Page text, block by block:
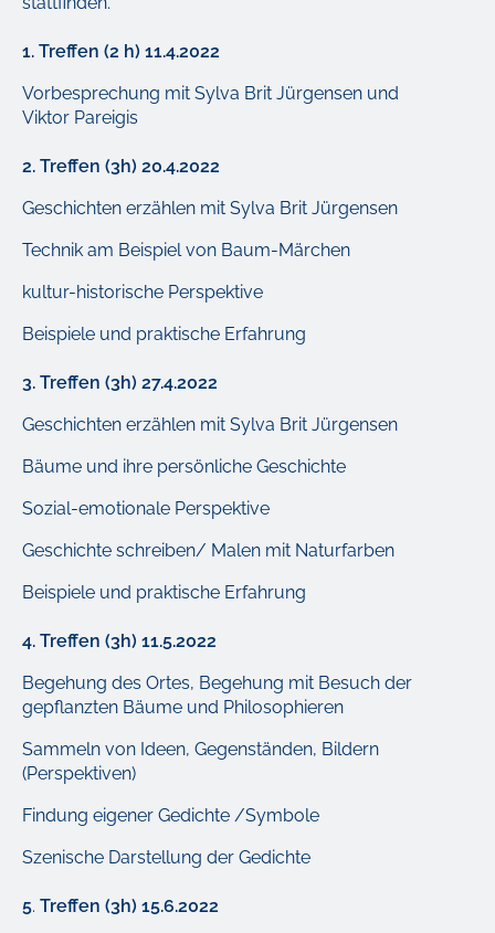
1. Treffen (2 h) 11.4.2022
Vorbesprechung mit Sylva Brit Jürgensen und
Viktor Pareigis
2. Treffen (3h) 20.4.2022
Geschichten erzählen mit Sylva Brit Jürgensen
Technik am Beispiel von Baum-Märchen
kultur-historische Perspektive
Beispiele und praktische Erfahrung
3. Treffen (3h) 27.4.2022
Geschichten erzählen mit Sylva Brit Jürgensen
Bäume und ihre persönliche Geschichte
Sozial-emotionale Perspektive
Geschichte schreiben/ Malen mit Naturfarben
Beispiele und praktische Erfahrung
4. Treffen (3h) 11.5.2022
Begehung des Ortes, Begehung mit Besuch der
gepflanzten Bäume und Philosophieren
Sammeln von Ideen, Gegenständen, Bildern
(Perspektiven)
Findung eigener Gedichte /Symbole
Szenische Darstellung der Gedichte
5. Treffen (3h) 15.6.2022